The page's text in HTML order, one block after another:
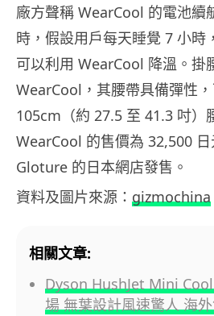
廠方聲稱 WearCool 的電池續
時，假設用戶每天睡覺 7 小時
可以利用 WearCool 降溫。掛
WearCool，其腰帶具備彈性
105cm（約 27.5 至 41.3 吋）
WearCool 的售價為 32,500
Gloture 的日本網店發售。
資料及圖片來源： gizmochina
相關文章:
Dyson HushJet Mini
場 無葉設計風速驚人 海